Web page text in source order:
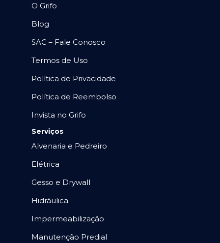
O Grifo
Blog
SAC – Fale Conosco
Termos de Uso
Política de Privacidade
Política de Reembolso
Invista no Grifo
Serviços
Alvenaria e Pedreiro
Elétrica
Gesso e Drywall
Hidráulica
Impermeabilização
Manutenção Predial